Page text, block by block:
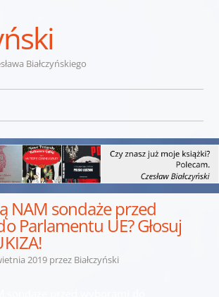
Białczyńskiego
NAM sondaże przed
Parlamentu UE? Głosuj
2019przez Białczyński